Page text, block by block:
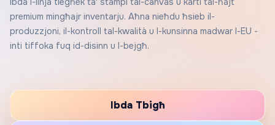
premium mingħajr inventarju. Aħna nieħdu ħsieb il-
produzzjoni, il-kontroll tal-kwalità u l-kunsinna madwar l-EU -
inti tiffoka fuq id-disinn u l-bejgħ.
Ibda Tbigħ